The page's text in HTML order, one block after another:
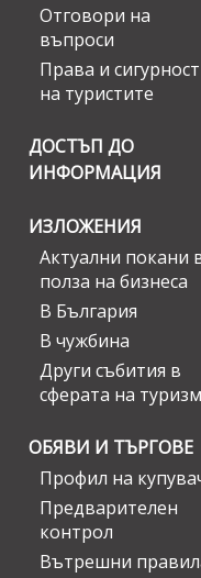
Отговори на
въпроси
Права и сигурност
на туристите
ДОСТЪП ДО
ИНФОРМАЦИЯ
ИЗЛОЖЕНИЯ
Актуални покани
полза на бизнеса
В България
В чужбина
Други събития в
сферата на
ОБЯВИ И ТЪРГОВЕ
Профил на
Предварителен
контрол
Вътрешни